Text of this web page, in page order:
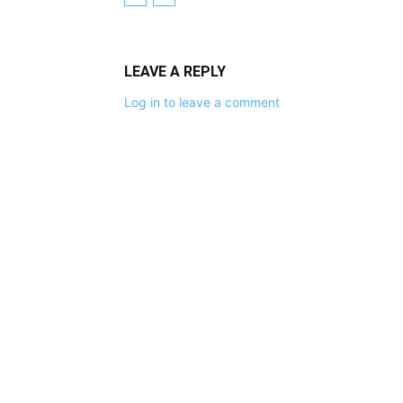
LEAVE A REPLY
Log in to leave a comment